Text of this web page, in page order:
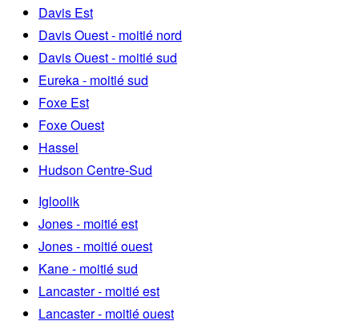
Davis Est
Davis Ouest - moitié nord
Davis Ouest - moitié sud
Eureka - moitié sud
Foxe Est
Foxe Ouest
Hassel
Hudson Centre-Sud
Igloolik
Jones - moitié est
Jones - moitié ouest
Kane - moitié sud
Lancaster - moitié est
Lancaster - moitié ouest